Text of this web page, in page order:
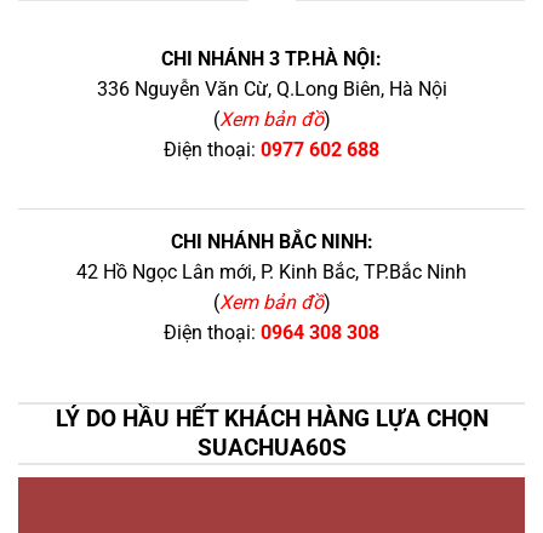
CHI NHÁNH 3 TP.HÀ NỘI:
336 Nguyễn Văn Cừ, Q.Long Biên, Hà Nội
(Xem bản đồ)
Điện thoại: 0977 602 688
CHI NHÁNH BẮC NINH:
42 Hồ Ngọc Lân mới, P. Kinh Bắc, TP.Bắc Ninh
(Xem bản đồ)
Điện thoại: 0964 308 308
LÝ DO HẦU HẾT KHÁCH HÀNG LỰA CHỌN
SUACHUA60S